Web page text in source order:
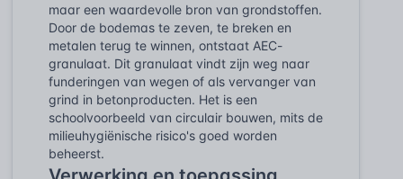
maar een waardevolle bron van grondstoffen.
Door de bodemas te zeven, te breken en
metalen terug te winnen, ontstaat AEC-
granulaat. Dit granulaat vindt zijn weg naar
funderingen van wegen of als vervanger van
grind in betonproducten. Het is een
schoolvoorbeeld van circulair bouwen, mits de
milieuhygiënische risico's goed worden
beheerst.